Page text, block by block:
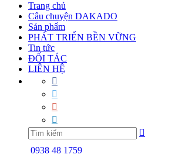
Trang chủ
Câu chuyện DAKADO
Sản phẩm
PHÁT TRIỂN BỀN VỮNG
Tin tức
ĐỐI TÁC
LIÊN HỆ





0938 48 1759